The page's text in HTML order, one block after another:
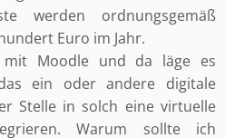
werden ordnungsgemäß
Euro im Jahr.
Moodle und da läge es
ein oder andere digitale
Stelle in solch eine virtuelle
Warum sollte ich